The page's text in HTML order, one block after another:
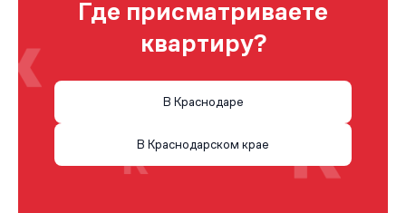
Где присматриваете
квартиру?
В Краснодаре
В Краснодарском крае